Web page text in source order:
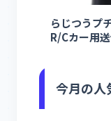
らじつうプ
R/Cカー用
今月の人